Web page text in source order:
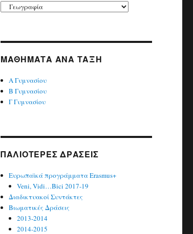
Kατηγορίες
ΜΑΘΉΜΑΤΑ ΑΝΆ ΤΆΞΗ
Α Γυμνασίου
Β Γυμνασίου
Γ Γυμνασίου
ΠΑΛΙΌΤΕΡΕΣ ΔΡΆΣΕΙΣ
Ευρωπαϊκά προγράμματα Erasmus+
Veni, Vidi…Bici 2017-19
Διαδικτυακοί Συντάκτες
Βιωματικές Δράσεις
2013-2014
2014-2015